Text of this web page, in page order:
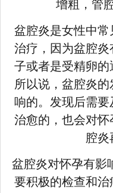
增粗，管
盆腔炎是女性中
治疗，因为盆腔
子或者是受精卵的
所以说，盆腔炎
响的。发现后需
治愈的，也会对
腔炎
盆腔炎对怀孕有影
要积极的检查和